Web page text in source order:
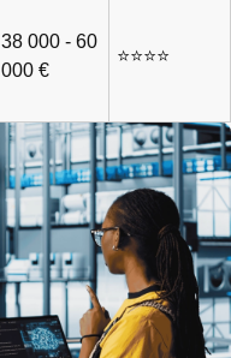
38 000 - 60
000 €
⭐⭐⭐⭐